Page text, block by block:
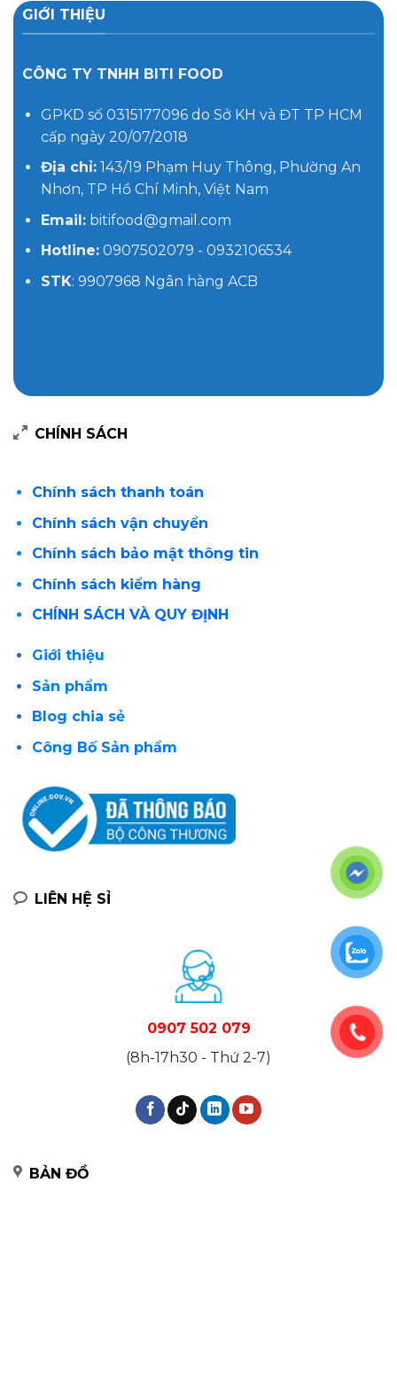
GIỚI THIỆU
CÔNG TY TNHH BITI FOOD
GPKD số 0315177096 do Sở KH và ĐT TP HCM
cấp ngày 20/07/2018
Địa chỉ:143/19 Phạm Huy Thông, Phường An
Nhơn, TP Hồ Chí Minh, Việt Nam
Email:bitifood@gmail.com
Hotline:0907502079 - 0932106534
STK: 9907968 Ngân hàng ACB
CHÍNH SÁCH
Chính sách thanh toán
Chính sách vận chuyển
Chính sách bảo mật thông tin
Chính sách kiểm hàng
CHÍNH SÁCH VÀ QUY ĐỊNH
Giới thiệu
Sản phẩm
Blog chia sẻ
Công Bố Sản phẩm
LIÊN HỆ SỈ
0907 502 079
(8h-17h30 - Thứ 2-7)
BẢN ĐỒ